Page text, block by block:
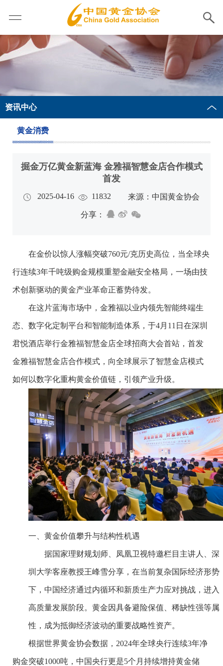
资讯中心
黄金消费
掘金万亿黄金新蓝海 金雅福智慧金店合作模式
首发
2025-04-16 11832 来源：中国黄金协会
分享：
在金价以惊人涨幅突破760元/克历史高位，当全球央
行连续3年千吨级购金规模重塑金融安全格局，一场由技
术创新驱动的黄金产业革命正蓄势待发。
在这片蓝海市场中，金雅福以业内领先智能终端生
态、数字化定制平台和智能制造体系，于4月11日在深圳
君悦酒店举行金雅福智慧金店全球招商大会首站，首发
金雅福智慧金店合作模式，向全球展示了智慧金店模式
如何以数字化重构黄金价值链，引领产业升级。
一、黄金价值攀升与结构性机遇
据国家理财规划师、凤凰卫视特邀栏目主讲人、深
圳大学客座教授王峰雪分享，在当前复杂国际经济形势
下，中国经济通过内循环和新质生产力应对挑战，进入
高质量发展阶段。黄金因具备避险保值、稀缺性强等属
性，成为抵御经济波动的重要战略性资产。
根据世界黄金协会数据，2024年全球央行连续3年净
购金突破1000吨，中国央行更是5个月持续增持黄金储